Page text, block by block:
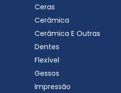
Ceras
Cerâmica
Cerâmica E Outras
Dentes
Flexível
Gessos
Impressão